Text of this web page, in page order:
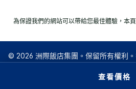
查看價格
為保證我們的網站可以帶給您最佳體驗，本
© 2026 洲際飯店集團。保留所有權利